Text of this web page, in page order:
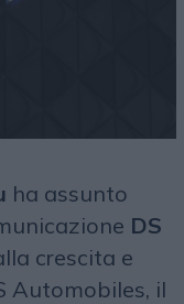
ha assunto
DS
crescita e
Automobiles, il